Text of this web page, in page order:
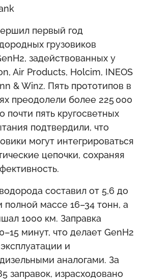
первый год
грузовиков
задействованных у
Air Products, Holcim, INEOS
& Winz. Пять прототипов в
преодолели более 225 000
почти пять кругосветных
подтвердили, что
могут интегрироваться
цепочки, сохраняя
составил от 5,6 до
полной массе 16–34 тонн, а
1000 км. Заправка
минут, что делает GenH2
и
аналогами. За
заправок, израсходовано